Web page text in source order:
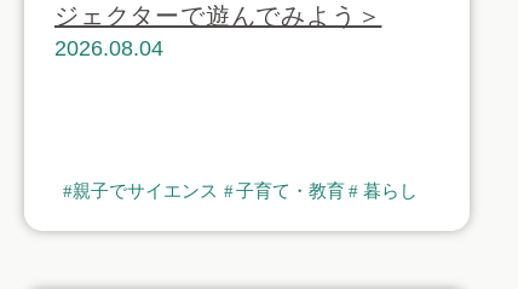
ジェクターで遊んでみよう＞
2026.08.04
親子でサイエンス 子育て・教育 暮らし